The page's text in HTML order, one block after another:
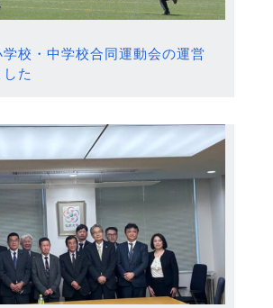
校・中学校合同運動会の運営
た